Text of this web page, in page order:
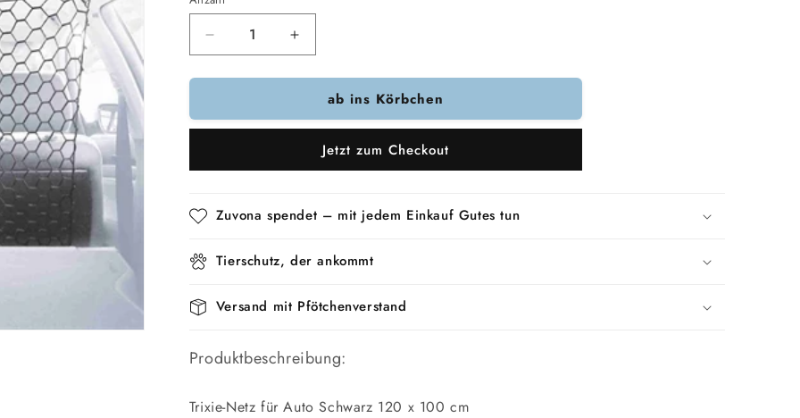
Verringere
die
Menge
Trixie
Dem
Schwarz
Erhöhe
die
Menge
Trixie
Dem
Schwarz
ab ins Körbchen
Jetzt zum Checkout
Zuvona spendet – mit jedem Einkauf Gutes tun
Tierschutz, der ankommt
Versand mit Pfötchenverstand
Produktbeschreibung:
Trixie-Netz für Auto Schwarz 120 x 100 cm